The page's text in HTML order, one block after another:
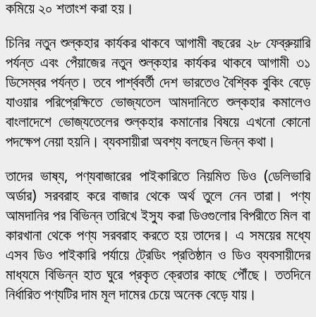
কমিয়ে ২০ শতাংশ করা হয়।
চিনির নতুন শুল্কহার কার্যকর থাকবে আগামী বছরের ২৮ ফেব্রুয়ারি
পর্যন্ত এবং পেঁয়াজের নতুন শুল্কহার কার্যকর থাকবে আগামী ৩১
ডিসেম্বর পর্যন্ত। তবে পার্শ্ববর্তী দেশ ভারতেও বৈশ্বিক বুকিং বেড়ে
যাওয়ার পরিপ্রেক্ষিতে ভোজ্যতেল আমদানিতে শুল্কহার কমালেও
বাংলাদেশে ভোজ্যতেলের শুল্কহার কমানোর বিষয়ে এখনো কোনো
পদক্ষেপ নেয়া হয়নি। ব্যবসায়ীরা অবশ্য বলছেন ভিন্ন কথা।
তাদের ভাষ্য, পণ্যবাজারের পাইকারিতে নিয়মিত ডিও (ডেলিভারি
অর্ডার) সরবরাহ করে বাজার থেকে অর্থ তুলে নেন তারা। পণ্য
আমদানির পর বিভিন্ন তারিখে ইস্যু করা ডিওগুলোর বিপরীতে মিল বা
কারখানা থেকে পণ্য সরবরাহ করতে হয় তাদের। এ সময়ের মধ্যে
এসব ডিও পাইকারি পর্যায়ে ট্রেডিং প্রতিষ্ঠান ও ডিও ব্যবসায়ীদের
মাধ্যমে বিভিন্ন হাত ঘুরে প্রকৃত ক্রেতার কাছে পৌঁছে। ততদিনে
নির্ধারিত পণ্যটির দাম মূল দামের চেয়ে অনেক বেড়ে যায়।